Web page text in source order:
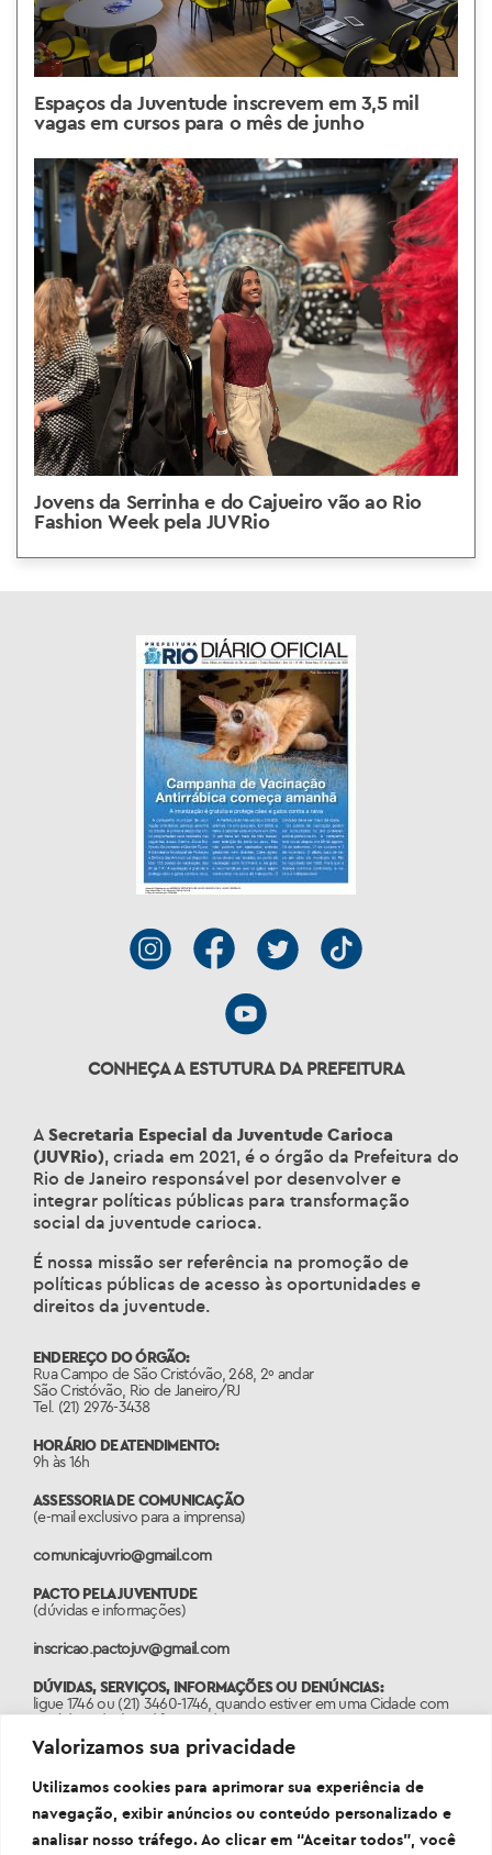
Valorizamos sua privacidade
Utilizamos cookies para aprimorar sua experiência de
navegação, exibir anúncios ou conteúdo personalizado e
analisar nosso tráfego. Ao clicar em “Aceitar todos”, você
Espaços da Juventude inscrevem em 3,5 mil
vagas em cursos para o mês de junho
Jovens da Serrinha e do Cajueiro vão ao Rio
Fashion Week pela JUVRio
CONHEÇA A ESTUTURA DA PREFEITURA
A Secretaria Especial da Juventude Carioca
(JUVRio), criada em 2021, é o órgão da Prefeitura do
Rio de Janeiro responsável por desenvolver e
integrar políticas públicas para transformação
social da juventude carioca.
É nossa missão ser referência na promoção de
políticas públicas de acesso às oportunidades e
direitos da juventude.
ENDEREÇO DO ÓRGÃO:
Rua Campo de São Cristóvão, 268, 2º andar
São Cristóvão, Rio de Janeiro/RJ
Tel. (21) 2976-3438
HORÁRIO DE ATENDIMENTO:
9h às 16h
ASSESSORIA DE COMUNICAÇÃO
(e-mail exclusivo para a imprensa)
comunicajuvrio@gmail.com
PACTO PELA JUVENTUDE
(dúvidas e informações)
inscricao.pactojuv@gmail.com
DÚVIDAS, SERVIÇOS, INFORMAÇÕES OU DENÚNCIAS:
ligue 1746 ou (21) 3460-1746, quando estiver em uma Cidade com
o código de área diferente do 21.
PORTAL: